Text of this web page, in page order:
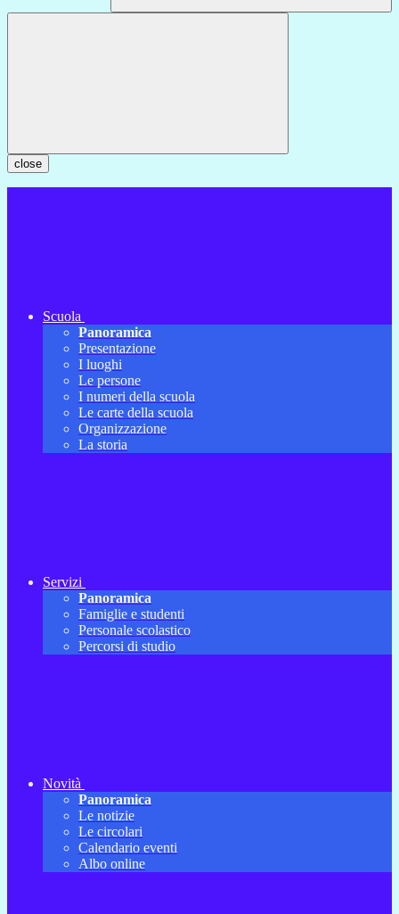
close
Scuola
Panoramica
Presentazione
I luoghi
Le persone
I numeri della scuola
Le carte della scuola
Organizzazione
La storia
Servizi
Panoramica
Famiglie e studenti
Personale scolastico
Percorsi di studio
Novità
Panoramica
Le notizie
Le circolari
Calendario eventi
Albo online